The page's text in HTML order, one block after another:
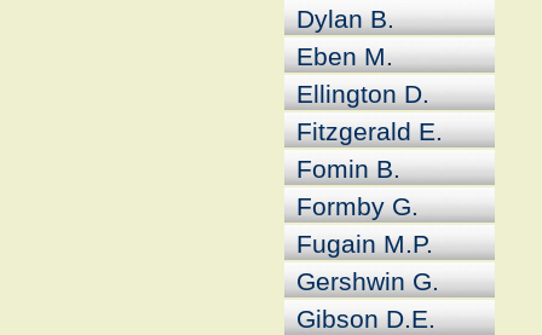
Dylan B.
Eben M.
Ellington D.
Fitzgerald E.
Fomin B.
Formby G.
Fugain M.P.
Gershwin G.
Gibson D.E.